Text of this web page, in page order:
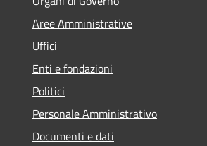
Aree Amministrative
Uffici
Enti e fondazioni
Politici
Personale Amministrativo
Documenti e dati